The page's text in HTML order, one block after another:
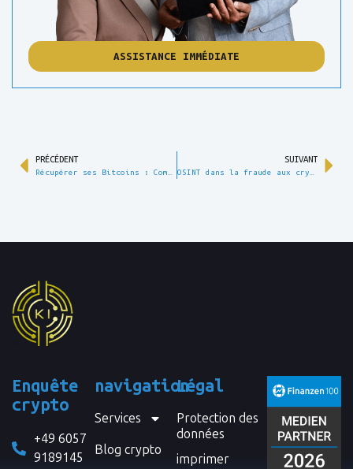
ASSISTANCE IMMÉDIATE
PRÉCÉDENT
Récupérer ses Bitcoins : Comment récupérer ses BTC volés
SUIVANT
OSINT dans la fraude aux cryptomonnaies : identifier les auteurs sur le web ouvert
Enquête
crypto
+49 6057
9189145
navigation
Services
Blog crypto
Légal
Protection des
données
imprimer